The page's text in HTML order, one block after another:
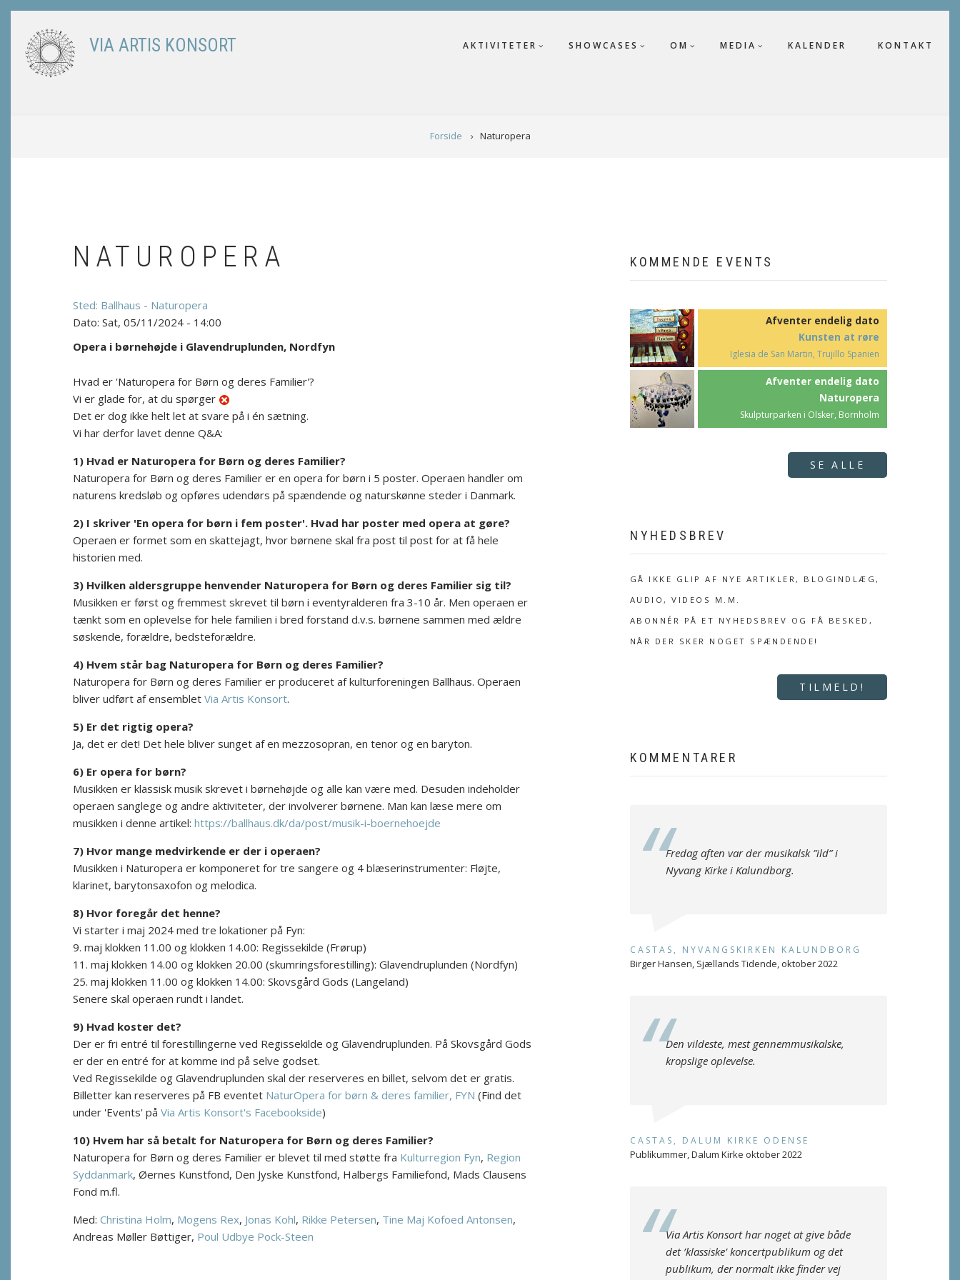
Skip
content
VIA ARTIS KONSORT AKTIVITETER SHOWCASES OM MEDIA KALENDER KONTAKT
Forside Naturopera
NATUROPERA
Ballhaus - Naturopera
Sat, 05/11/2024 - 14:00
Opera i børnehøjde i Glavendruplunden, Nordfyn
Hvad er 'Naturopera for Børn og deres Familier'?
Vi er glade for, at du spørger
Det er dog ikke helt let at svare på i én sætning.
Vi har derfor lavet denne Q&A:
1) Hvad er Naturopera for Børn og deres Familier?
Naturopera for Børn og deres Familier er en opera for børn i 5 poster. Operaen handler om
naturens kredsløb og opføres udendørs på spændende og naturskønne steder i Danmark.
2) I skriver 'En opera for børn i fem poster'. Hvad har poster med opera at gøre?
Operaen er formet som en skattejagt, hvor børnene skal fra post til post for at få hele
historien med.
3) Hvilken aldersgruppe henvender Naturopera for Børn og deres Familier sig til?
Musikken er først og fremmest skrevet til børn i eventyralderen fra 3-10 år. Men operaen er
tænkt som en oplevelse for hele familien i bred forstand d.v.s. børnene sammen med ældre
søskende, forældre, bedsteforældre.
4) Hvem står bag Naturopera for Børn og deres Familier?
Naturopera for Børn og deres Familier er produceret af kulturforeningen Ballhaus. Operaen
bliver udført af ensemblet Via Artis Konsort.
5) Er det rigtig opera?
Ja, det er det! Det hele bliver sunget af en mezzosopran, en tenor og en baryton.
6) Er opera for børn?
Musikken er klassisk musik skrevet i børnehøjde og alle kan være med. Desuden indeholder
operaen sanglege og andre aktiviteter, der involverer børnene. Man kan læse mere om
musikken i denne artikel: https://ballhaus.dk/da/post/musik-i-boernehoejde
7) Hvor mange medvirkende er der i operaen?
Musikken i Naturopera er komponeret for tre sangere og 4 blæserinstrumenter: Fløjte,
klarinet, barytonsaxofon og melodica.
8) Hvor foregår det henne?
Vi starter i maj 2024 med tre lokationer på Fyn:
9. maj klokken 11.00 og klokken 14.00: Regissekilde (Frørup)
11. maj klokken 14.00 og klokken 20.00 (skumringsforestilling): Glavendruplunden (Nordfyn)
25. maj klokken 11.00 og klokken 14.00: Skovsgård Gods (Langeland)
Senere skal operaen rundt i landet.
9) Hvad koster det?
Der er fri entré til forestillingerne ved Regissekilde og Glavendruplunden. På Skovsgård Gods
er der en entré for at komme ind på selve godset.
Ved Regissekilde og Glavendruplunden skal der reserveres en billet, selvom det er gratis.
Billetter kan reserveres på FB eventet NaturOpera for børn & deres familier, FYN (Find det
under 'Events' på Via Artis Konsort's Facebookside)
10) Hvem har så betalt for Naturopera for Børn og deres Familier?
Naturopera for Børn og deres Familier er blevet til med støtte fra Kulturregion Fyn, Region
Syddanmark, Øernes Kunstfond, Den Jyske Kunstfond, Halbergs Familiefond, Mads Clausens
Fond m.fl.
Med: Christina Holm, Mogens Rex, Jonas Kohl, Rikke Petersen, Tine Maj Kofoed Antonsen,
Andreas Møller Bøttiger, Poul Udbye Pock-Steen
KOMMENDE EVENTS
Afventer endelig dato
Kunsten at røre
Iglesia de San Martin, Trujillo Spanien
Afventer endelig dato
Naturopera
Skulpturparken i Olsker, Bornholm
SE ALLE
NYHEDSBREV
GÅ IKKE GLIP AF NYE ARTIKLER, BLOGINDLÆG,
AUDIO, VIDEOS M.M.
ABONNÉR PÅ ET NYHEDSBREV OG FÅ BESKED,
NÅR DER SKER NOGET SPÆNDENDE!
TILMELD!
KOMMENTARER
Fredag aften var der musikalsk ”ild” i
Nyvang Kirke i Kalundborg.
CASTAS, NYVANGSKIRKEN KALUNDBORG
Birger Hansen, Sjællands Tidende, oktober 2022
Den vildeste, mest gennemmusikalske,
kropslige oplevelse.
CASTAS, DALUM KIRKE ODENSE
Publikummer, Dalum Kirke oktober 2022
Via Artis Konsort har noget at give både
det ’klassiske’ koncertpublikum og det
publikum, der normalt ikke finder vej